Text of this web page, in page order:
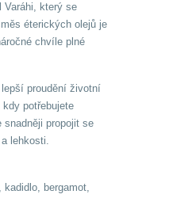
Varáhi, který se
éterických olejů je
chvíle plné
proudění životní
potřebujete
propojit se
lehkosti.
bergamot,